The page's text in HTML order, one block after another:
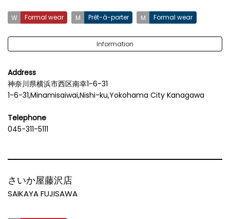
Formal wear Prêt-à-porter Formal wear
Information
Address
神奈川県横浜市西区南幸1-6-31
1-6-31,Minamisaiwai,Nishi-ku,Yokohama City Kanagawa
Telephone
045-311-5111
さいか屋藤沢店
SAIKAYA FUJISAWA